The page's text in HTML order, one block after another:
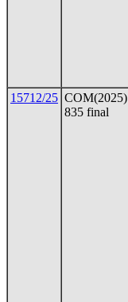
15712/25 COM(2025)
835 final